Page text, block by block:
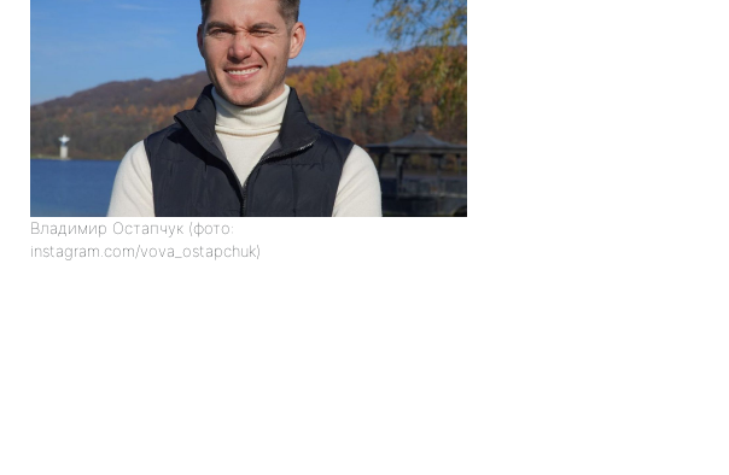
Владимир Остапчук (фото:
instagram.com/vova_ostapchuk)